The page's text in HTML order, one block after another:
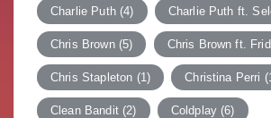
Charlie Puth(4) Charlie Puth ft.
Chris Brown(5) Chris Brown ft.
Chris Stapleton (1) Christina Perri
Clean Bandit(2) Coldplay (6)